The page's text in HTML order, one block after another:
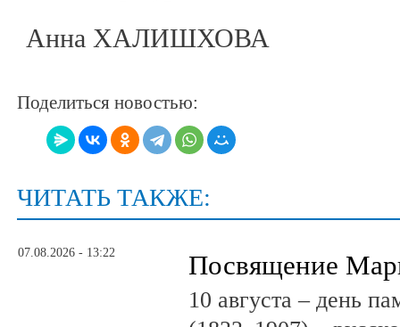
Анна ХАЛИШХОВА
Поделиться новостью:
ЧИТАТЬ ТАКЖЕ:
07.08.2026 - 13:22 Посвящение
10 августа – день